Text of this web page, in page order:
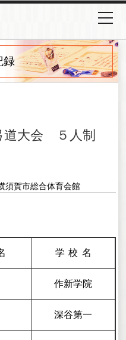
録
道大会 ５人制
須賀市総合体育会館
学校 名
作新学院
深谷第一